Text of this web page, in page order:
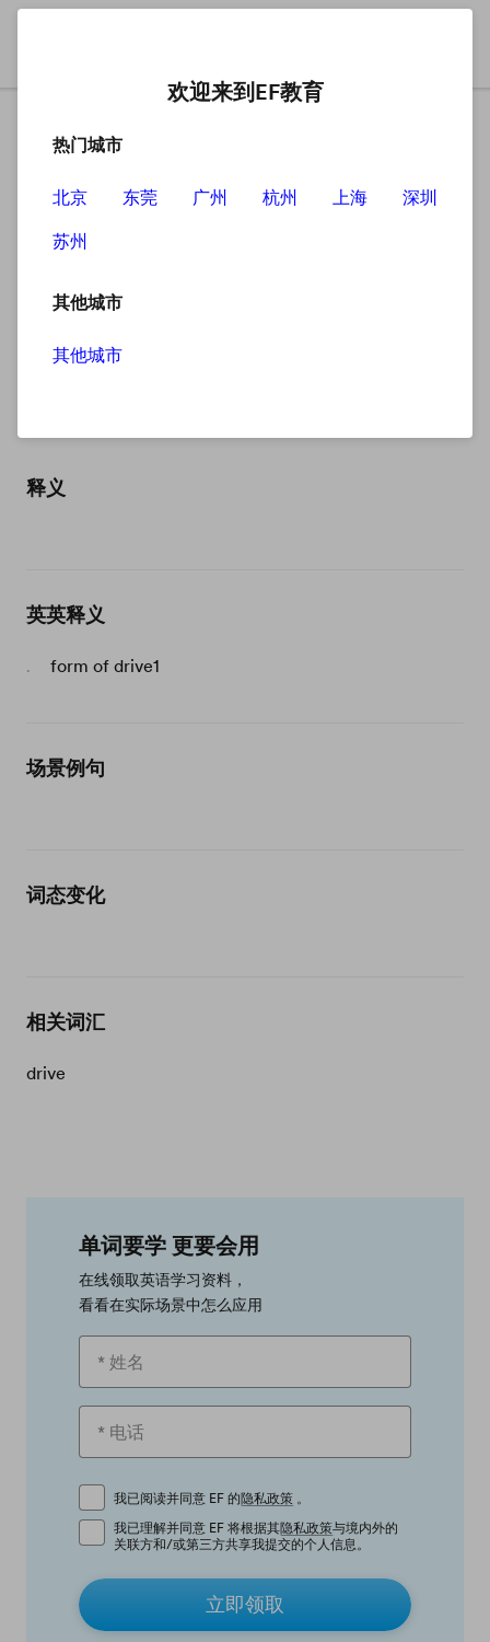
drove
释义
英英释义
. form of drive1
场景例句
词态变化
相关词汇
drive
单词要学 更要会用
在线领取英语学习资料，
看看在实际场景中怎么应用
我已阅读并同意 EF 的隐私政策 。
我已理解并同意 EF 将根据其隐私政策与境内外的
关联方和/或第三方共享我提交的个人信息。
立即领取
欢迎来到EF教育
热门城市
北京 东莞 广州 杭州 上海
深圳
苏州
其他城市
其他城市